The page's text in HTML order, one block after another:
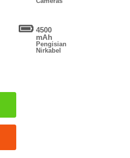
4500
mAh
Pengisian
Nirkabel